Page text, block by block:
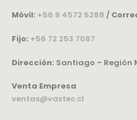
Móvil: +56 9 4572 5288 /
Fijo: +56 72 253 7087
Dirección: Santiago – Región
Venta Empresa
ventas@vaxtec.cl